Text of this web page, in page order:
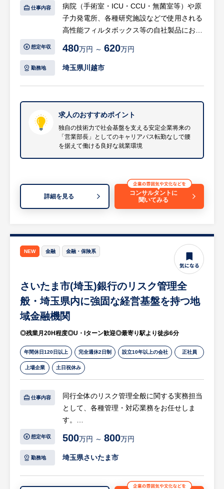
た募集です。既存の定型労務から「制度企
画」や「社員への細やかなフォローアップ」
へより注力していくフェーズにあるため、経
営に近い視点での組織づくりや、社員に寄り
年間休日125日（完全週休2日制・土日祝
※詳細は面談時にお伝えします
これまで同行ソリューション営業部内で2名
で業務にあたってきましたが、社内体制を強
化するため、経験者の方を増員募集すること
現在の組織構成としては、人材業界出身の課
長職1名とプロパー社員の1名、計2名です。
金融機関であるため、一般企業にない休日制
度や福利厚生が用意されているため、安定し
た働き方・将来設計が可能です。
残業時間も月10～20時間程度であり、土日
祝は完全にお休みのためワークライフバラン
スの改善も期待できる求人です。
仕事内容
病院（手術室・ICU・CCU・無菌室等）や原
子力発電所、各種研究施設などで使用される
高性能フィルタボックス等の自社製品におけ
お任せします。
まずはプレイングマネージャーとして製品知
などのマネジメント業務へシフトしていく想
定です。
【具体的には…】
・直販および代理店に向けた製品の企画や提
・全国の既存顧客や代理店へのフォロー（宿
泊を伴う出張は年1回程度）
・営業部のマネジメント（目標・数値管理な
等
※詳細は面談時にお伝えします
営業部：メンバー3名（係長2名・主任1名）
【HUREX求人担当コメント】
◎独自の技術力で社会基盤を支える安定企業
・病院のICUや原子力発電所など、高度な清
しています。
・景気変動に強く、直近業績も右肩上がりで
成長中の安定した経営基盤があります。
◎将来の「営業部長」としてのキャリアパス
・現部長の定年退職に伴うコアポジションの
・課長候補としての採用ですが、力量や実績
参画いただけるステップが用意されていま
す。
想定年収 480万円 ～ 620万円
勤務地 埼玉県川越市
求人のおすすめポイント
独自の技術力で社会基盤を支える安定企業将来の
「営業部長」としてのキャリアパス転勤なしで腰
を据えて働ける良好な就業環境
詳細を見る
コンサルタントに
聞いてみる
NEW 金融 金融・保険系
さいたま市(埼玉)銀行のリスク管理全
般・埼玉県内に強固な経営基盤を持つ地
域金融機関
◎残業月20H程度◎U・Iターン歓迎◎最寄り駅より徒歩6分
年間休日120日以上 完全週休2日制 設立10年以上の会社 正社員
上場企業 土日祝休み
仕事内容
同行全体のリスク管理全般に関する実務担当
として、各種管理・対応業務をお任せしま
す。
【具体的には…】
・統合的リスク管理業務
②新商品・新規業務チェック関連業務
想定年収 500万円 ～ 800万円
勤務地 埼玉県さいたま市